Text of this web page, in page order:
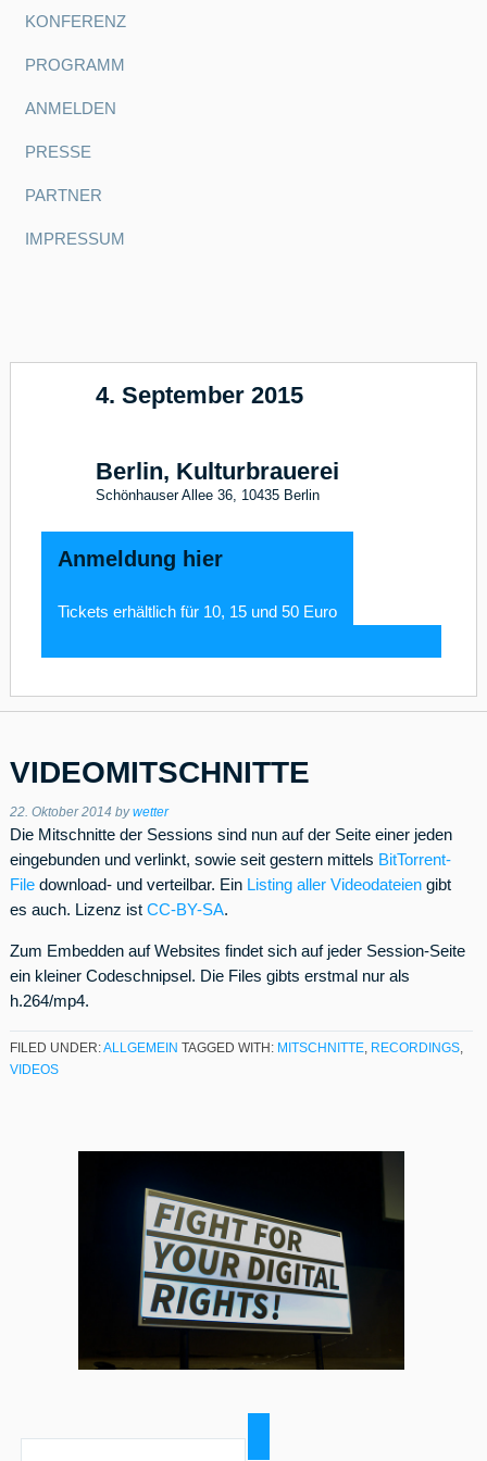
KONFERENZ
PROGRAMM
ANMELDEN
PRESSE
PARTNER
IMPRESSUM
4. September 2015
Berlin, Kulturbrauerei
Schönhauser Allee 36, 10435 Berlin
Anmeldung hier
Tickets erhältlich für 10, 15 und 50 Euro
VIDEOMITSCHNITTE
22. Oktober 2014 bywetter
Die Mitschnitte der Sessions sind nun auf der Seite einer jeden
eingebunden und verlinkt, sowie seit gestern mittels BitTorrent-
Filedownload- und verteilbar. Ein Listing aller Videodateiengibt
es auch. Lizenz ist CC-BY-SA.
Zum Embedden auf Websites findet sich auf jeder Session-Seite
ein kleiner Codeschnipsel. Die Files gibts erstmal nur als
h.264/mp4.
FILED UNDER:ALLGEMEIN TAGGED WITH: MITSCHNITTE, RECORDINGS,
VIDEOS